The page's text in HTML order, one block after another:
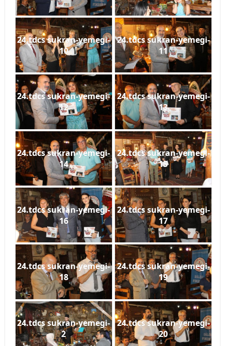
24.tdcs sukran-yemegi-
10
24.tdcs sukran-yemegi-
11
24.tdcs sukran-yemegi-
12
24.tdcs sukran-yemegi-
13
24.tdcs sukran-yemegi-
14
24.tdcs sukran-yemegi-
15
24.tdcs sukran-yemegi-
16
24.tdcs sukran-yemegi-
17
24.tdcs sukran-yemegi-
18
24.tdcs sukran-yemegi-
19
24.tdcs sukran-yemegi-
2
24.tdcs sukran-yemegi-
20